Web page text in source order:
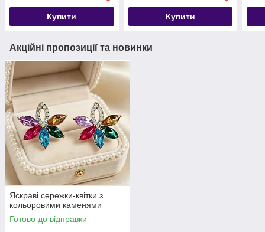
Купити Купити
Акційні пропозиції та новинки
Яскраві сережки-квітки з
кольоровими каменями
Готово до відправки